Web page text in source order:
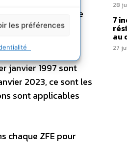
les préférences
être interdites de
de la
janvier 1997 sont
2023, ce sont les
sont applicables
chaque ZFE pour
28
7
au
27